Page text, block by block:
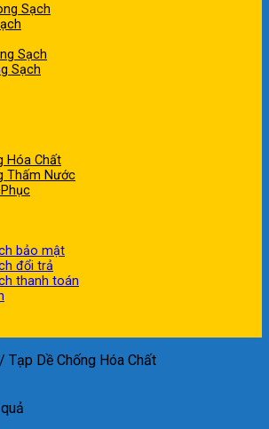
Sạch
Sạch
Sạch
Hóa Chất
Thấm Nước
bảo mật
đổi trả
thanh toán
/ Tạp Dề Chống Hóa Chất